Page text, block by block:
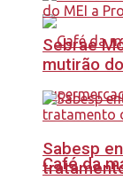
Café da
Sebrae
mutirão
Sabesp